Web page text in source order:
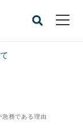
務である理由